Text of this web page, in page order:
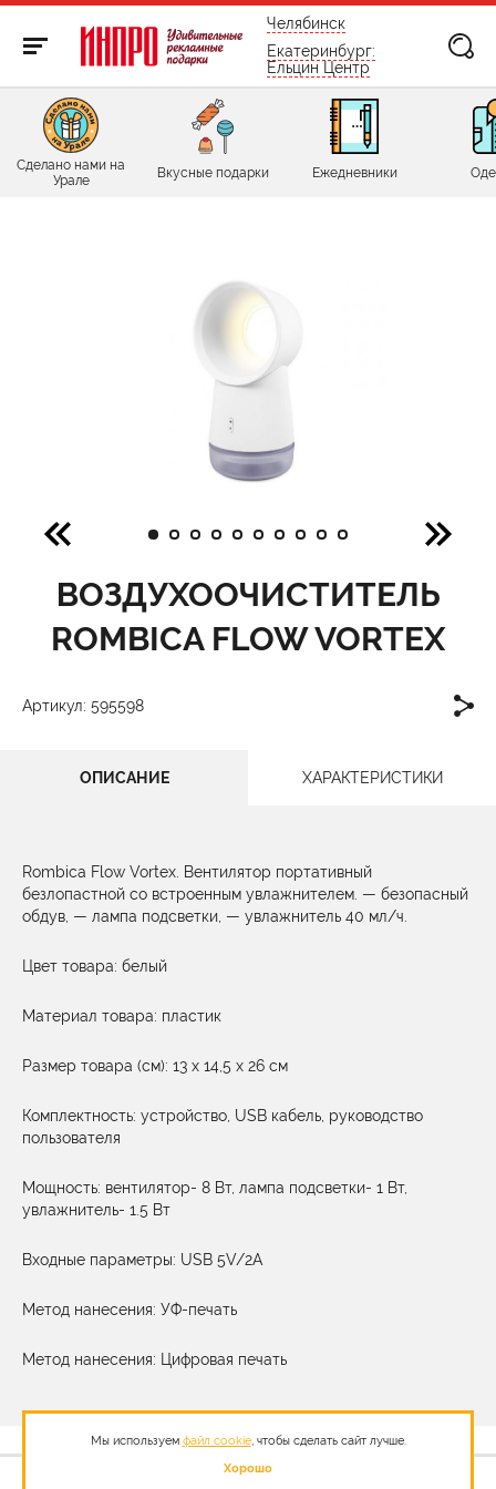
бесплатно по России
Челябинск
Екатеринбург:
Ельцин Центр
Сделано нами на
Урале
Вкусные подарки Ежедневники
ВОЗДУХООЧИСТИТЕЛЬ
ROMBICA FLOW VORTEX
Артикул: 595598
ОПИСАНИЕ ХАРАКТЕРИСТИКИ
Rombica Flow Vortex. Вентилятор портативный
безлопастной со встроенным увлажнителем. — безопасный
обдув, — лампа подсветки, — увлажнитель 40 мл/ч.
Цвет товара: белый
Материал товара: пластик
Размер товара (см): 13 х 14,5 х 26 см
Комплектность: устройство, USB кабель, руководство
пользователя
Мощность: вентилятор- 8 Вт, лампа подсветки- 1 Вт,
увлажнитель- 1.5 Вт
Входные параметры: USB 5V/2A
Метод нанесения: УФ-печать
Метод нанесения: Цифровая печать
Мы используем файл cookie, чтобы сделать сайт лучше.
Хорошо